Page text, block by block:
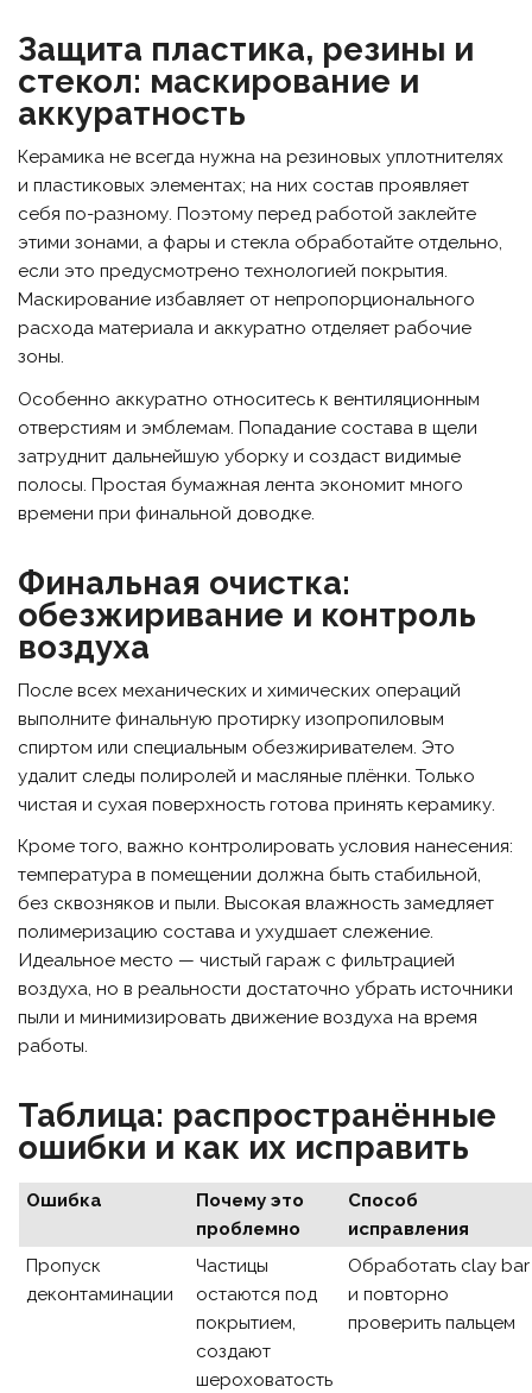
Защита пластика, резины и
стекол: маскирование и
аккуратность
Керамика не всегда нужна на резиновых уплотнителях
и пластиковых элементах; на них состав проявляет
себя по-разному. Поэтому перед работой заклейте
этими зонами, а фары и стекла обработайте отдельно,
если это предусмотрено технологией покрытия.
Маскирование избавляет от непропорционального
расхода материала и аккуратно отделяет рабочие
зоны.
Особенно аккуратно относитесь к вентиляционным
отверстиям и эмблемам. Попадание состава в щели
затруднит дальнейшую уборку и создаст видимые
полосы. Простая бумажная лента экономит много
времени при финальной доводке.
Финальная очистка:
обезжиривание и контроль
воздуха
После всех механических и химических операций
выполните финальную протирку изопропиловым
спиртом или специальным обезжиривателем. Это
удалит следы полиролей и масляные плёнки. Только
чистая и сухая поверхность готова принять керамику.
Кроме того, важно контролировать условия нанесения:
температура в помещении должна быть стабильной,
без сквозняков и пыли. Высокая влажность замедляет
полимеризацию состава и ухудшает слежение.
Идеальное место — чистый гараж с фильтрацией
воздуха, но в реальности достаточно убрать источники
пыли и минимизировать движение воздуха на время
работы.
Таблица: распространённые
ошибки и как их исправить
Ошибка
Почему это
проблемно
Способ
исправления
Пропуск
деконтаминации
Частицы
остаются под
покрытием,
создают
шероховатость
Обработать clay bar
и повторно
проверить пальцем